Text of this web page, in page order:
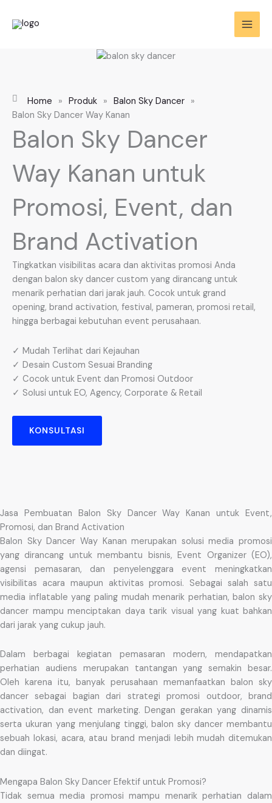
Home » Produk » Balon Sky Dancer
»
Balon Sky Dancer Way Kanan
Balon Sky Dancer
Way Kanan untuk
Promosi, Event, dan
Brand Activation
Tingkatkan visibilitas acara dan aktivitas promosi Anda
dengan balon sky dancer custom yang dirancang untuk
menarik perhatian dari jarak jauh. Cocok untuk grand
opening, brand activation, festival, pameran, promosi retail,
hingga berbagai kebutuhan event perusahaan.
✓ Mudah Terlihat dari Kejauhan
✓ Desain Custom Sesuai Branding
✓ Cocok untuk Event dan Promosi Outdoor
✓ Solusi untuk EO, Agency, Corporate & Retail
KONSULTASI
Jasa Pembuatan Balon Sky Dancer Way Kanan untuk Event,
Promosi, dan Brand Activation
Balon Sky Dancer Way Kanan merupakan solusi media promosi
yang dirancang untuk membantu bisnis, Event Organizer (EO),
agensi pemasaran, dan penyelenggara event meningkatkan
visibilitas acara maupun aktivitas promosi. Sebagai salah satu
media inflatable yang paling mudah menarik perhatian, balon sky
dancer mampu menciptakan daya tarik visual yang kuat bahkan
dari jarak yang cukup jauh.
Dalam berbagai kegiatan pemasaran modern, mendapatkan
perhatian audiens merupakan tantangan yang semakin besar.
Oleh karena itu, banyak perusahaan memanfaatkan balon sky
dancer sebagai bagian dari strategi promosi outdoor, brand
activation, dan event marketing. Dengan gerakan yang dinamis
serta ukuran yang menjulang tinggi, balon sky dancer membantu
sebuah lokasi, acara, atau brand menjadi lebih mudah ditemukan
dan diingat.
Mengapa Balon Sky Dancer Efektif untuk Promosi?
Tidak semua media promosi mampu menarik perhatian dalam